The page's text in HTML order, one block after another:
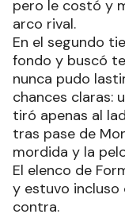
pero le costó y
arco rival.
En el segundo
fondo y buscó
nunca pudo
chances claras:
tiró apenas al
tras pase de
mordida y la
El elenco de
y estuvo incluso
contra.